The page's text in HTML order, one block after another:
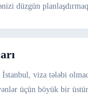
düzgün
İstanbul, viza tələbi
üçün böyük bir